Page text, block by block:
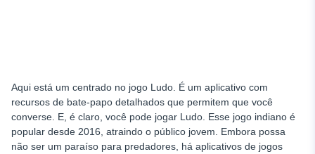
Aqui está um centrado no jogo Ludo. É um aplicativo com
recursos de bate-papo detalhados que permitem que você
converse. E, é claro, você pode jogar Ludo. Esse jogo indiano é
popular desde 2016, atraindo o público jovem. Embora possa
não ser um paraíso para predadores, há aplicativos de jogos